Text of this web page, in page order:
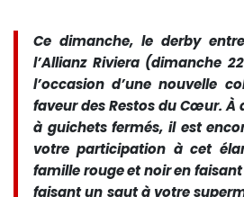
Ce dimanche, le derby
l’Allianz Riviera (dimanche
l’occasion d’une nouvelle
faveur des Restos du Cœur. À
à guichets fermés, il est
votre participation à cet
famille rouge et noir en
faisant un saut à votre